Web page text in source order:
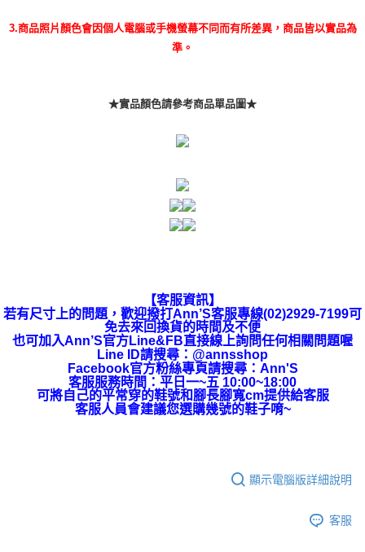
3.商品照片顏色會因個人電腦或手機螢幕不同而有所差異，商品皆以實品為
準。
★實品顏色請參考商品單品圖★
【客服資訊】
若有尺寸上的問題，歡迎撥打Ann’S客服專線(02)2929-7199可
免去來回換貨的時間及不便
也可加入Ann’S官方Line&FB直接線上詢問任何相關問題喔
Line ID請搜尋：@annsshop
Facebook官方粉絲專頁請搜尋：Ann'S
客服服務時間：平日一~五 10:00~18:00
可將自己的平常穿的鞋號和腳長腳寬cm提供給客服
客服人員會建議您選購幾號的鞋子唷~
顯示電腦版詳細說明
客服